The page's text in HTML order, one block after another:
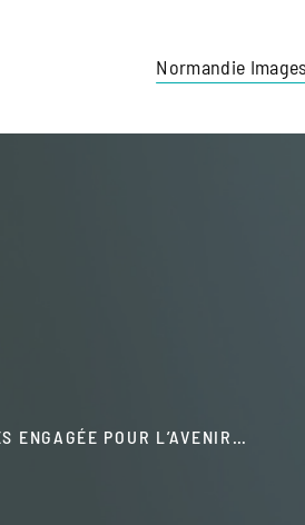
Normandie Images
ENGAGÉE POUR L’AVENIR…